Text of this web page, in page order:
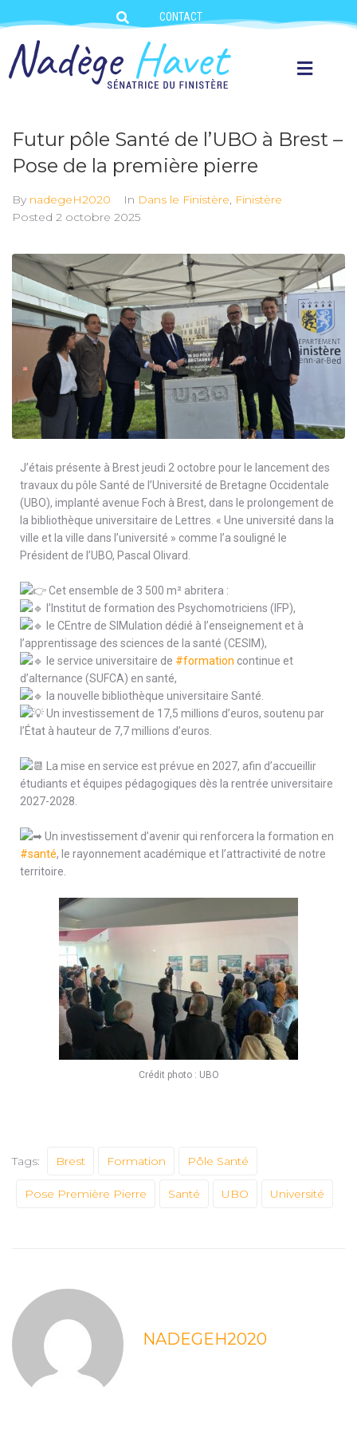
CONTACT
Futur pôle Santé de l’UBO à Brest –
Pose de la première pierre
By nadegeH2020 In Dans le Finistère, Finistère
Posted 2 octobre 2025
J’étais présente à Brestjeudi 2 octobre pour le lancement des
travaux du pôle Santé de l’Université de Bretagne Occidentale
(UBO), implanté avenue Foch à Brest, dans le prolongement de
la bibliothèque universitaire de Lettres. « Une université dans la
ville et la ville dans l’université » comme l’a souligné le
Président de l’UBO, Pascal Olivard.
Cet ensemble de 3 500 m² abritera :
l’Institut de formation des Psychomotriciens (IFP),
le CEntre de SIMulation dédié à l’enseignement et à
l’apprentissage des sciences de la santé (CESIM),
le service universitaire de #formation continue et
d’alternance (SUFCA) en santé,
la nouvelle bibliothèque universitaire Santé.
Un investissement de 17,5 millions d’euros, soutenu par
l’État à hauteur de 7,7 millions d’euros.
La mise en service est prévue en 2027, afin d’accueillir
étudiants et équipes pédagogiques dès la rentrée universitaire
2027-2028.
Un investissement d’avenir qui renforcera la formation en
#santé, le rayonnement académique et l’attractivité de notre
territoire.
Crédit photo : UBO
Tags: Brest Formation Pôle Santé
Pose Première Pierre Santé UBO Université
NADEGEH2020